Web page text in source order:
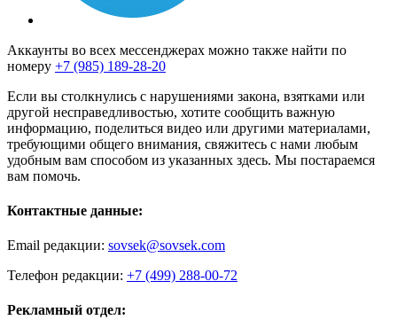
Аккаунты во всех мессенджерах можно также найти по
номеру +7 (985) 189-28-20
Если вы столкнулись с нарушениями закона, взятками или
другой несправедливостью, хотите сообщить важную
информацию, поделиться видео или другими материалами,
требующими общего внимания, свяжитесь с нами любым
удобным вам способом из указанных здесь. Мы постараемся
вам помочь.
Контактные данные:
Email редакции: sovsek@sovsek.com
Телефон редакции: +7 (499) 288-00-72
Рекламный отдел: